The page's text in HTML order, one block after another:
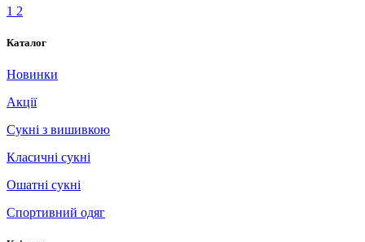
1 2
Каталог
Новинки
Акції
Сукні з вишивкою
Класичні сукні
Ошатні сукні
Спортивний одяг